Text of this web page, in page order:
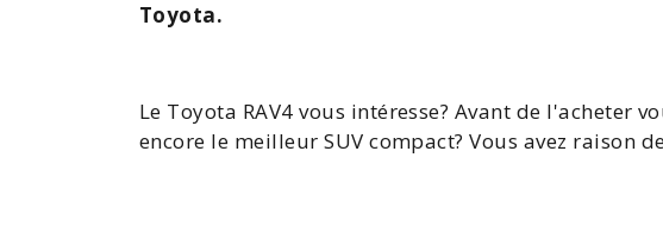
Toyota.
Le Toyota RAV4 vous intéresse? Avant de l'acheter
encore le meilleur SUV compact? Vous avez raison